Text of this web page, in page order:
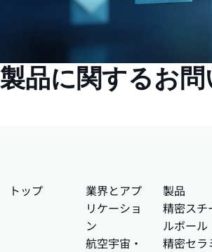
製品に関するお
トップ
業界とアプ
リケーショ
ン
航空宇宙・
製品
精密スチ
ルボール
精密セラ